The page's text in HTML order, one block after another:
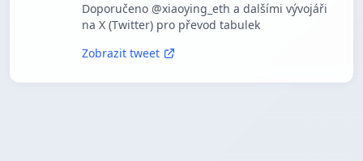
Doporučeno @xiaoying_eth a dalšími vývojáři
na X (Twitter) pro převod tabulek
Zobrazit tweet